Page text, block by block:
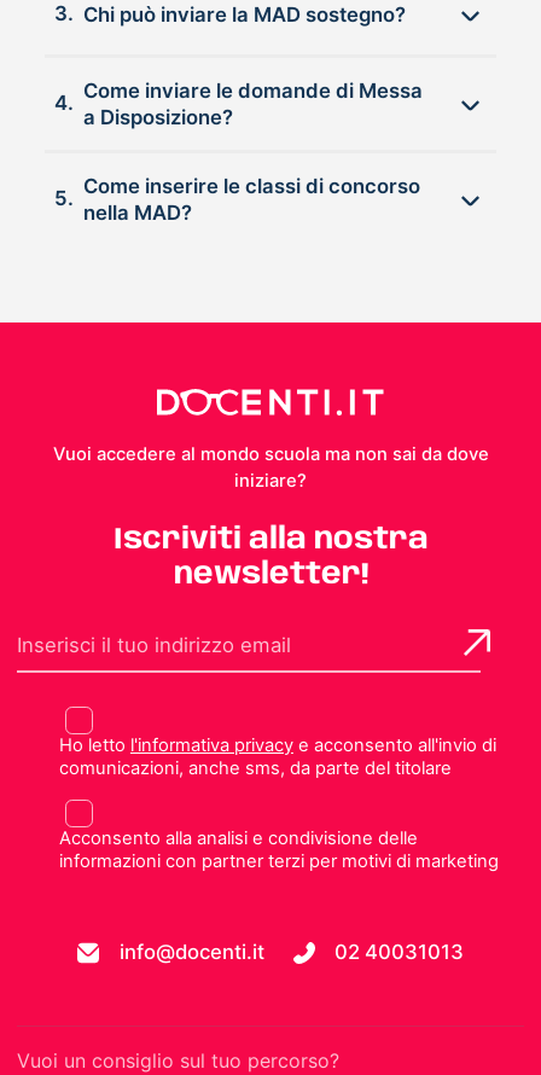
3. Chi può inviare la MAD sostegno?
4.
Come inviare le domande di Messa
a Disposizione?
5.
Come inserire le classi di concorso
nella MAD?
Vuoi accedere al mondo scuola ma non sai da dove
iniziare?
Iscriviti alla nostra
newsletter!
Ho letto l'informativa privacye acconsento all'invio di
comunicazioni, anche sms, da parte del titolare
Acconsento alla analisi e condivisione delle
informazioni con partner terzi per motivi di marketing
info@docenti.it 02 40031013
Vuoi un consiglio sul tuo percorso?